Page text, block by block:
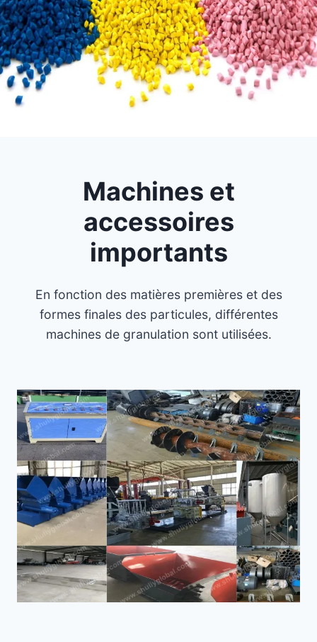
Machines et
accessoires
importants
En fonction des matières premières et des
formes finales des particules, différentes
machines de granulation sont utilisées.